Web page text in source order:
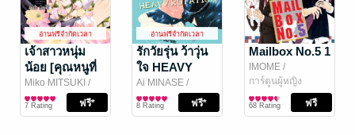
เจ้านายของฉัน
ไม่กัดคนค่ะ!
001
COMET/Park
JiEun/FANTAMANI
/ NETCOMICS
การ์ตูนทั่วไป
9 Rating
ความปรารถนา
ที่ไม่อาจหักห้าม
ใจ 001
Bagatel, EYE / INO
/ Hanyoung
Hwang/
NETCOMICS
การ์ตูนทั่วไป
3 Rating
อ่านฟรีจำกัดเวลา
เจ้าสาวหนุ่ม
น้อย [คุณหนูที่
แต่งตัวเป็น
ผู้ชายกับ
นักศึกษาวาย
Miko MITSUKI /
Bongkoch
Publishing
การ์ตูนผู้หญิง
7 Rating
อ่านฟรีจำกัดเวลา
รักวัยรุ่น ว้าวุ่น
ใจ HEAVY
ROTATION 1
Ai MINASE /
Bongkoch
Publishing
การ์ตูนผู้หญิง
8 Rating
Mailbox No.5 1
IMOME/
Bongkoch
Publishing
การ์ตูนผู้หญิง
68 Rating